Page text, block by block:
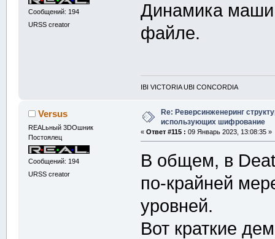
Сообщений: 194
URSS creator
Динамика
файле.
IBI VICTORIA UBI CONCORDIA
Versus
REALьный 3DOшник
Постоялец
Сообщений: 194
URSS creator
Re: Реверсинженеринг
использующих шифрование
«Ответ #115 : 09 Январь 2023, 13:08:35 »
В общем, в
по-крайней
уровней.
Вот краткие